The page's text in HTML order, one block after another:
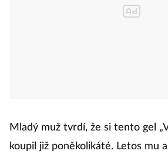
Mladý muž tvrdí, že si tento gel
koupil již poněkolikáté. Letos mu